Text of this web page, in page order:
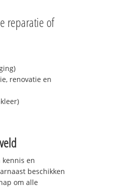
reparatie of
renovatie en
en
beschikken
om alle